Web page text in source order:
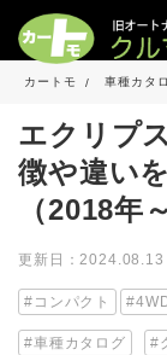
カートモ 車種カタ
エクリプ
徴や違い
（2018年
更新日：2024.08.13
コンパクト
車種カタログ